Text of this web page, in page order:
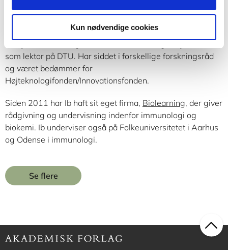
Kun nødvendige cookies
Ib Søndergaard
Ib Søndergaard er cand.scient. i biokemi og har i over 30 år
som lektor på DTU. Har siddet i forskellige forskningsråd
og været bedømmer for
Højteknologifonden/Innovationsfonden.
Siden 2011 har Ib haft sit eget firma, Biolearning, der giver
rådgivning og undervisning indenfor immunologi og
biokemi. Ib underviser også på Folkeuniversitetet i Aarhus
og Odense i immunologi.
Se flere